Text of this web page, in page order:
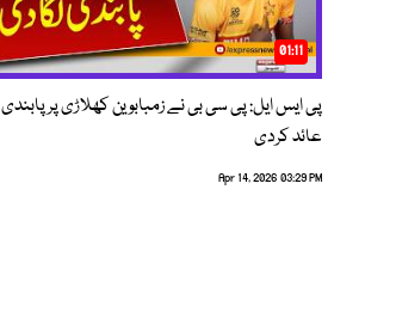
01:11
پی ایس ایل: پی سی بی نے زمبابوین کھلاڑی پر پابندی
عائد کردی
Apr 14, 2026 03:29 PM